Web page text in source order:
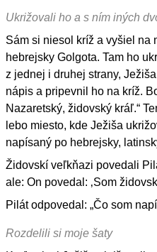
Ukrižovali ho a s ním iných
Sám si niesol kríž a vyšiel na
hebrejsky Golgota. Tam ho
z jednej i druhej strany,
nápis a pripevnil ho na kríž.
Nazaretský, židovský kráľ.“
lebo miesto, kde Ježiša
napísaný po hebrejsky,
Židovskí veľkňazi povedali
ale: On povedal: ‚Som
Pilát odpovedal: „Čo som
Rozdelili si moje šaty